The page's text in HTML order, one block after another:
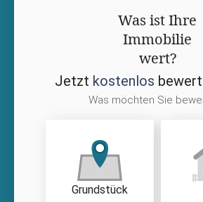
Was ist Ihre
Immobilie
wert?
Jetzt kostenlos
Was möchten Sie
Grundstück